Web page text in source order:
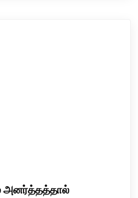
அனர்த்தத்தால்